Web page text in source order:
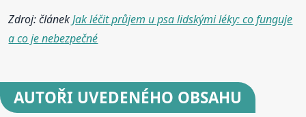
Zdroj: článekJak léčit průjem u psa lidskými léky: co funguje
a co je nebezpečné
AUTOŘI UVEDENÉHO OBSAHU